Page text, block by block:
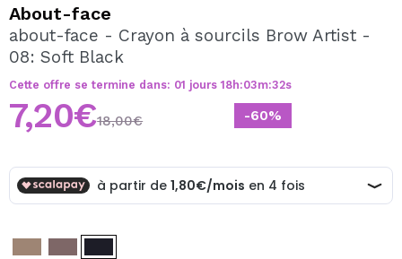
En créant un compte sur Maquibeauty.fr vous pourrez
effectuer vos achats rapidement, vérifier l'état de vos
About-face
about-face - Crayon à sourcils Brow Artist -
08: Soft Black
Cette offre se termine dans: 01 jours 18h:03m:32s
-60%
7,20€18,00€